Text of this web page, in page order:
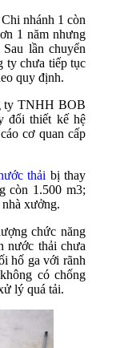
nhánh 1 còn
1 năm nhưng
lần chuyển
ty chưa tiếp tục
quy định.
ty TNHH BOB
đổi thiết kế hệ
cơ quan cấp
thải bị thay
còn 1.500 m3;
xưởng.
chức năng
nước thải chưa
hố ga với rãnh
có chống
lý quá tải.